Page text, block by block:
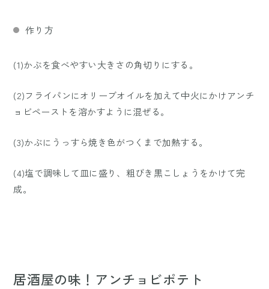
作り方
(1)かぶを食べやすい大きさの角切りにする。
(2)フライパンにオリーブオイルを加えて中火にかけアンチ
ョビペーストを溶かすように混ぜる。
(3)かぶにうっすら焼き色がつくまで加熱する。
(4)塩で調味して皿に盛り、粗びき黒こしょうをかけて完
成。
居酒屋の味！アンチョビポテト